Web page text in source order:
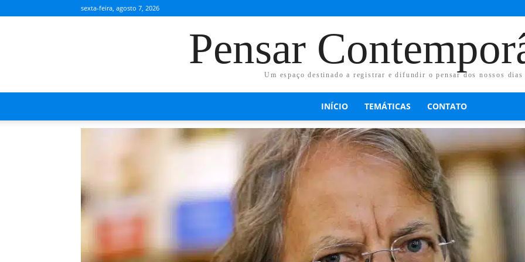
sexta-feira, agosto 7, 2026
Pensar
Um espaço destinado a registrar e difundir o pensar dos nossos dias
INÍCIO TEMÁTICAS CONTATO